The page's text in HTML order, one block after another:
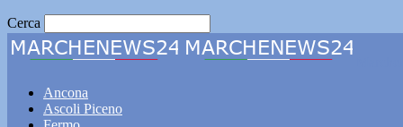
Cerca
Ancona
Ascoli Piceno